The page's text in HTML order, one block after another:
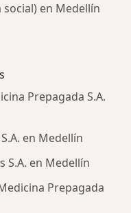
en Medellín
Prepagada S.A.
en Medellín
S.A. en Medellín
Prepagada